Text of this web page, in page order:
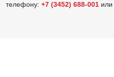
телефону: +7 (3452) 688-001 или